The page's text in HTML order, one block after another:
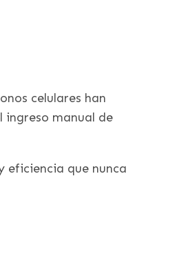
celulares han
manual de
eficiencia que nunca